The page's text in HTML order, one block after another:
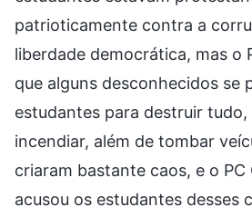
patrioticamente contra a
liberdade democrática, mas o
que alguns desconhecidos se
estudantes para destruir tudo,
incendiar, além de tombar
criaram bastante caos, e o
acusou os estudantes desses